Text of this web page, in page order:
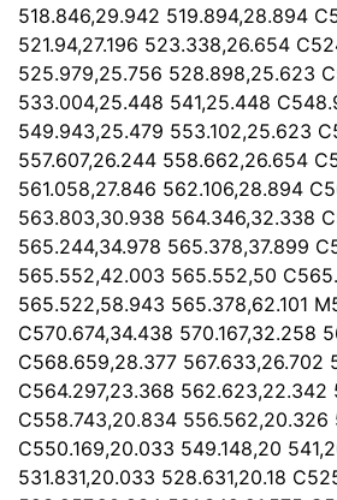
518.846,29.942 519.894,28.894
521.94,27.196 523.338,26.654
525.979,25.756 528.898,25.623
533.004,25.448 541,25.448
549.943,25.479 553.102,25.623
557.607,26.244 558.662,26.654
561.058,27.846 562.106,28.894
563.803,30.938 564.346,32.338
565.244,34.978 565.378,37.899
565.552,42.003 565.552,50
565.522,58.943 565.378,62.101
C570.674,34.438 570.167,32.258
C568.659,28.377 567.633,26.702
C564.297,23.368 562.623,22.342
C558.743,20.834 556.562,20.326
C550.169,20.033 549.148,20
531.831,20.033 528.631,20.18